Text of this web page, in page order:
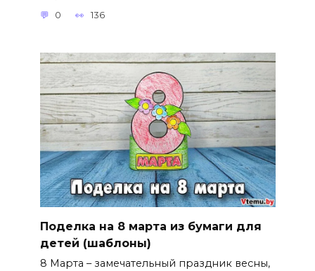
0 136
Поделка на 8 марта из бумаги для
детей (шаблоны)
8 Марта – замечательный праздник весны,